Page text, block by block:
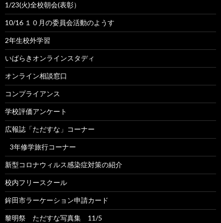
1/23(火)全校朝会(表彰）
10/16 １０月の委員会活動のようす
2年生校外学習
いばらきオンラインスタディ
オンライン相談窓口
コンプライアンス
学校評価アンケート
広報誌「ただすな」コーナー
3年修学旅行コーナー
新型コロナウィルス感染症対策の紹介
校内フリースクール
鉾田市ラーケーション申請カード
黎明祭 ただすな写真集 11/5